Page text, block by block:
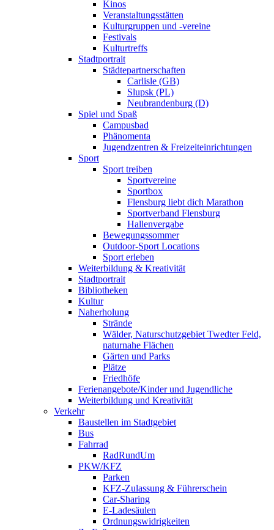
Kinos
Veranstaltungsstätten
Kulturgruppen und -vereine
Festivals
Kulturtreffs
Stadtportrait
Städtepartnerschaften
Carlisle (GB)
Slupsk (PL)
Neubrandenburg (D)
Spiel und Spaß
Campusbad
Phänomenta
Jugendzentren & Freizeiteinrichtungen
Sport
Sport treiben
Sportvereine
Sportbox
Flensburg liebt dich Marathon
Sportverband Flensburg
Hallenvergabe
Bewegungssommer
Outdoor-Sport Locations
Sport erleben
Weiterbildung & Kreativität
Stadtportrait
Bibliotheken
Kultur
Naherholung
Strände
Wälder, Naturschutzgebiet Twedter Feld,
naturnahe Flächen
Gärten und Parks
Plätze
Friedhöfe
Ferienangebote/Kinder und Jugendliche
Weiterbildung und Kreativität
Verkehr
Baustellen im Stadtgebiet
Bus
Fahrrad
RadRundUm
PKW/KFZ
Parken
KFZ-Zulassung & Führerschein
Car-Sharing
E-Ladesäulen
Ordnungswidrigkeiten